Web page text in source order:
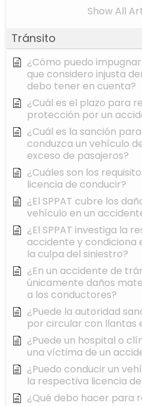
Show All
Tránsito
¿Cómo puedo
que considero injusta
debo tener en cuenta?
¿Cuál es el plazo para
protección por un
¿Cuál es la sanción
conduzca un vehículo
exceso de pasajeros?
¿Cuáles son los
licencia de conducir?
¿El SPPAT cubre los
vehículo en un
¿El SPPAT investiga la
accidente y condiciona
la culpa del siniestro?
¿En un accidente de
únicamente daños
a los conductores?
¿Puede la autoridad
por circular con llantas
¿Puede un hospital o
una víctima de un
¿Puedo conducir un
la respectiva licencia
¿Qué debo hacer para